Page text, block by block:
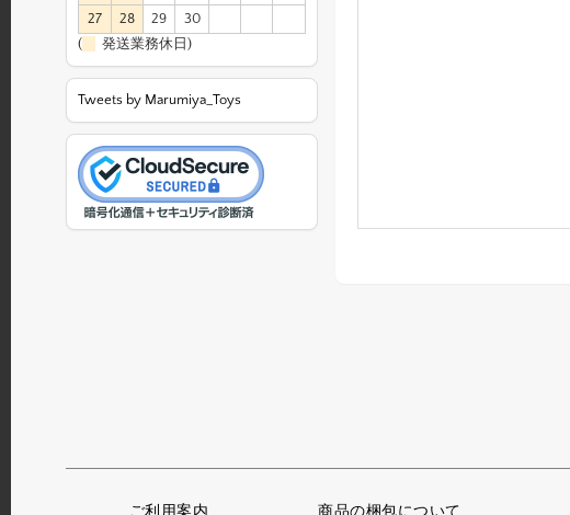
27
28 29
30
(
発送業務休日)
Tweets by Marumiya_Toys